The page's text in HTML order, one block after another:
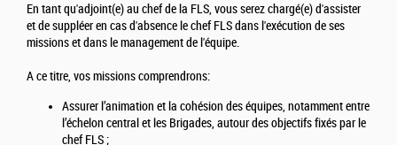
En tant qu'adjoint(e) au chef de la FLS, vous serez chargé(e) d'assister
et de suppléer en cas d'absence le chef FLS dans l'exécution de ses
missions et dans le management de l'équipe.
A ce titre, vos missions comprendrons:
Assurer l’animation et la cohésion des équipes, notamment entre
l’échelon central et les Brigades, autour des objectifs fixés par le
chef FLS ;